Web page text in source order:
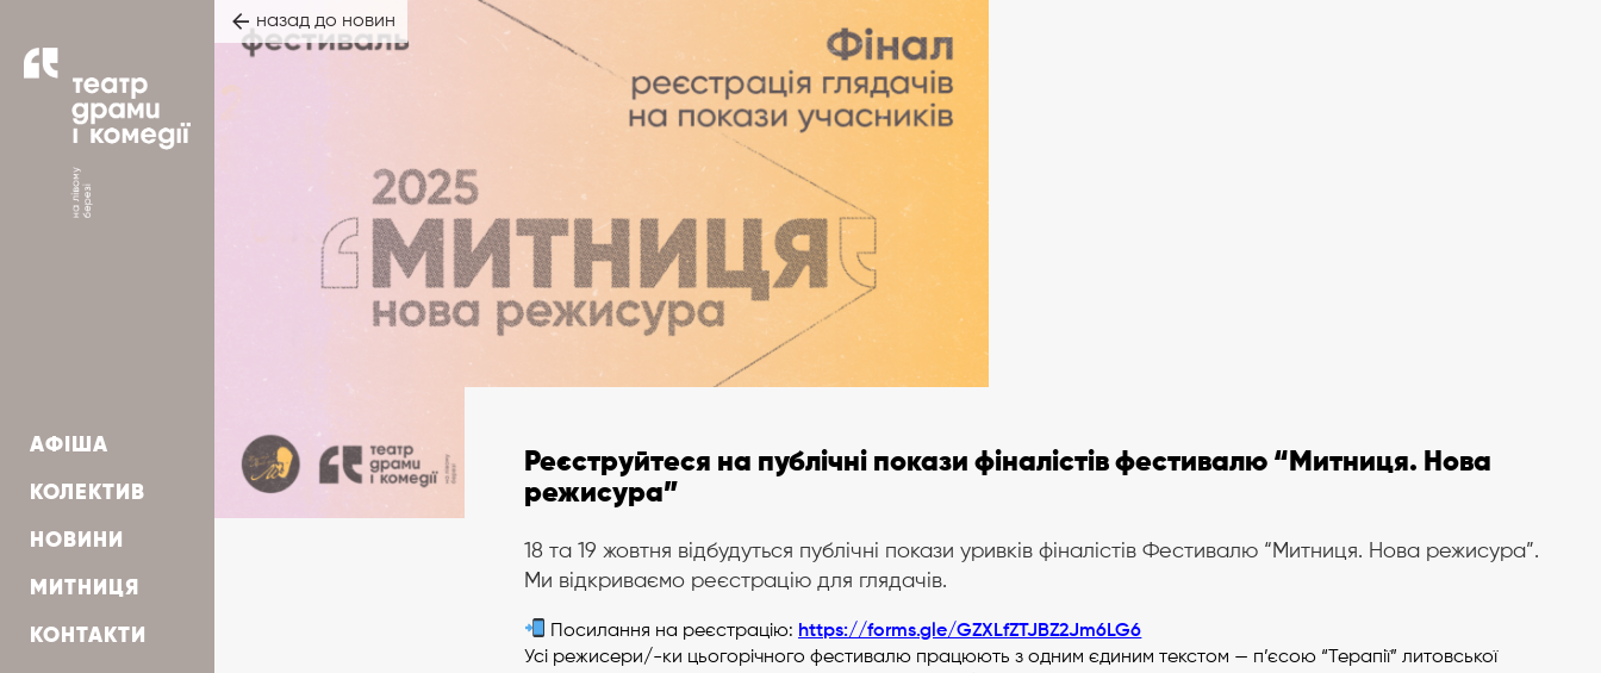
АФІША
КОЛЕКТИВ
НОВИНИ
МИТНИЦЯ
КОНТАКТИ
назад до новин
Реєструйтеся на публічні покази фіналістів фестивалю “Митниця. Нова
режисура”
18 та 19 жовтня відбудуться публічні покази уривків фіналістів Фестивалю “Митниця. Нова режисура”.
Ми відкриваємо реєстрацію для глядачів.
Посилання на реєстрацію: https://forms.gle/GZXLfZTJBZ2Jm6LG6
Усі режисери/-ки цьогорічного фестивалю працюють з одним єдиним текстом — п’єсою “Терапії” литовської